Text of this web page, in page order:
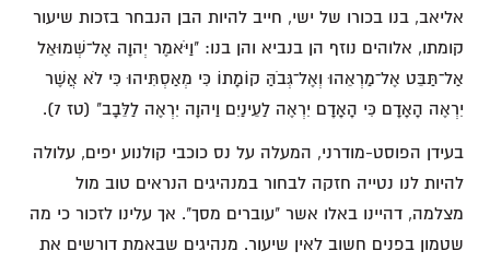
אליאב, בנו בכורו של ישי, חייב להיות הבן הנבחר בזכות שיעור
קומתו, אלוהים נוזף הן בנביא והן בנו: "וַיֹּאמֶר יְהוָה אֶל־שְׁמוּאֵל
אַל־תַּבֵּט אֶל־מַרְאֵהוּ וְאֶל־גְּבֹהַּ קוֹמָתוֹ כִּי מְאַסְתִּיהוּ כִּי לֹא אֲשֶׁר
יִרְאֶה הָאָדָם כִּי הָאָדָם יִרְאֶה לַעֵינַיִם וַיהוָה יִרְאֶה לַלֵּבָב" (טז 7).
בעידן הפוסט-מודרני, המעלה על נס כוכבי קולנוע יפים, עלולה
להיות לנו נטייה חזקה לבחור במנהיגים הנראים טוב מול
מצלמה, דהיינו באלו אשר "עוברים מסך". אך עלינו לזכור כי מה
שטמון בפנים חשוב לאין שיעור. מנהיגים שבאמת דורשים את